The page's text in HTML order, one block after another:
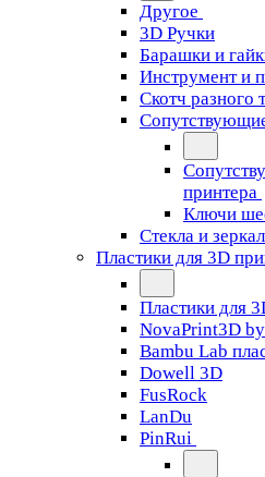
Другое
3D Ручки
Барашки и
Инструмент и
Скотч разного
принтера
Ключи
Стекла и
Пластики для 3D
Пластики для
NovaPrint3D
Bambu Lab
Dowell 3D
FusRock
LanDu
PinRui